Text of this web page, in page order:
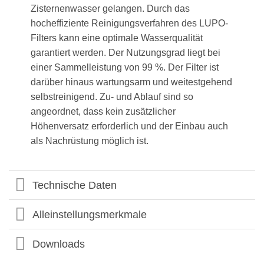
Zisternenwasser gelangen. Durch das
hocheffiziente Reinigungsverfahren des LUPO-
Filters kann eine optimale Wasserqualität
garantiert werden. Der Nutzungsgrad liegt bei
einer Sammelleistung von 99 %. Der Filter ist
darüber hinaus wartungsarm und weitestgehend
selbstreinigend. Zu- und Ablauf sind so
angeordnet, dass kein zusätzlicher
Höhenversatz erforderlich und der Einbau auch
als Nachrüstung möglich ist.
Technische Daten
Alleinstellungsmerkmale
Downloads